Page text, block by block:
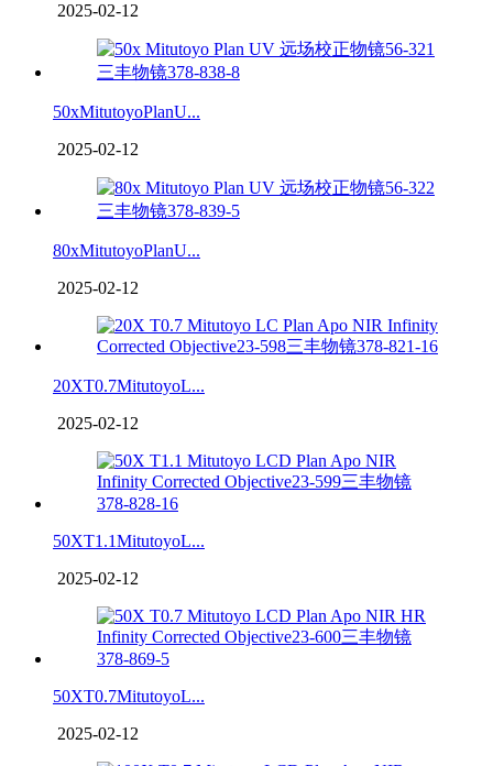
2025-02-12
50xMitutoyoPlanU...
2025-02-12
80xMitutoyoPlanU...
2025-02-12
20XT0.7MitutoyoL...
2025-02-12
50XT1.1MitutoyoL...
2025-02-12
50XT0.7MitutoyoL...
2025-02-12